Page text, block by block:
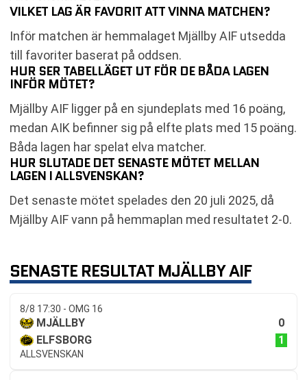
VILKET LAG ÄR FAVORIT ATT VINNA MATCHEN?
Inför matchen är hemmalaget Mjällby AIF utsedda
till favoriter baserat på oddsen.
HUR SER TABELLÄGET UT FÖR DE BÅDA LAGEN
INFÖR MÖTET?
Mjällby AIF ligger på en sjundeplats med 16 poäng,
medan AIK befinner sig på elfte plats med 15 poäng.
Båda lagen har spelat elva matcher.
HUR SLUTADE DET SENASTE MÖTET MELLAN
LAGEN I ALLSVENSKAN?
Det senaste mötet spelades den 20 juli 2025, då
Mjällby AIF vann på hemmaplan med resultatet 2-0.
SENASTE RESULTAT MJÄLLBY AIF
8/8 17:30 - OMG 16
MJÄLLBY
0
ELFSBORG
1
ALLSVENSKAN